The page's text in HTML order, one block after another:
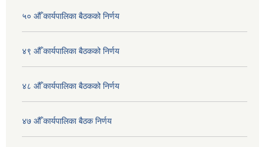
५० औँ कार्यपालिका बैठकको निर्णय
४९ औँ कार्यपालिका बैठकको निर्णय
४८ औँ कार्यपालिका बैठकको निर्णय
४७ औँ कार्यपालिका बैठक निर्णय